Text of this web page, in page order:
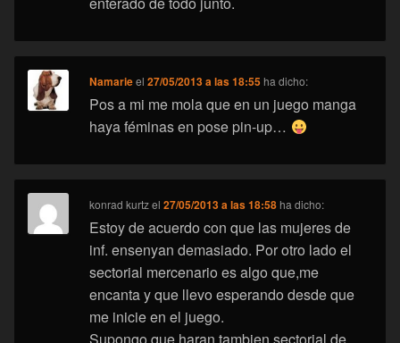
Namarieel27/05/2013 a las 18:55 ha dicho:
Pos a mi me mola que en un juego manga
haya féminas en pose pin-up…
konrad kurtzel27/05/2013 a las 18:58 ha dicho:
Estoy de acuerdo con que las mujeres de
inf. ensenyan demasiado. Por otro lado el
sectorial mercenario es algo que,me
encanta y que llevo esperando desde que
me inicie en el juego.